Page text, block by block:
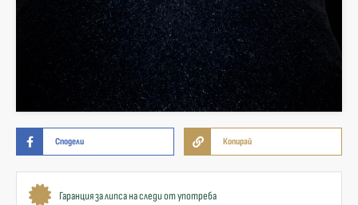
Сподели Копирай
Гаранция за липса на следи от употреба